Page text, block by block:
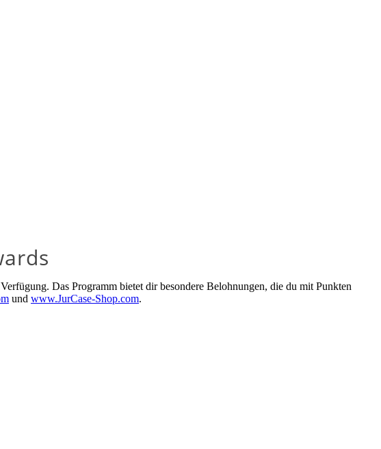
Das Programm bietet dir besondere Belohnungen, die du mit Punkten
und www.JurCase-Shop.com.